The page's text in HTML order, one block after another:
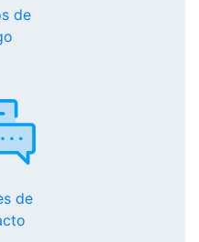
de
de